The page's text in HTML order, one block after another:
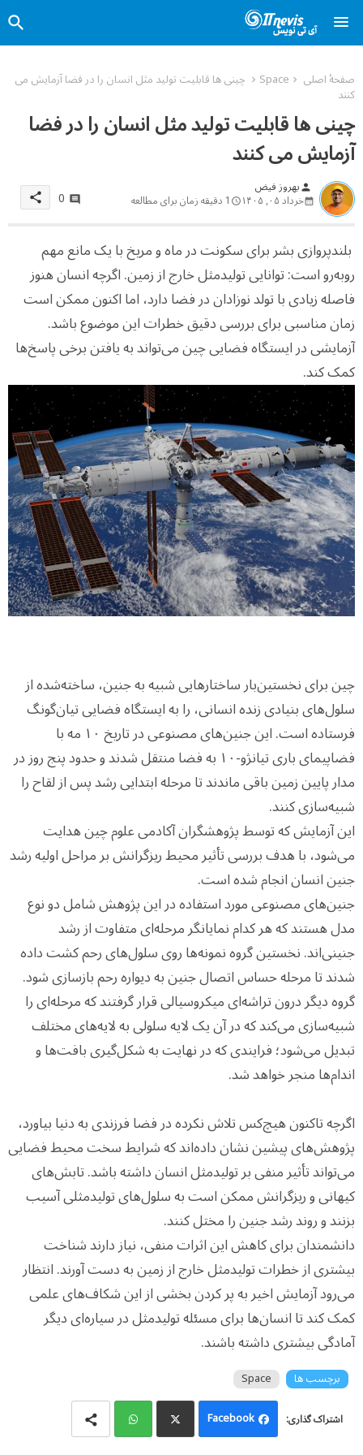
صفحهٔ اصلی Space چینی ها قابلیت تولید مثل انسان را در فضا آزمایش می
کنند
چینی ها قابلیت تولید مثل انسان را در فضا
آزمایش می کنند
person بهروز فیض
خرداد ۰۵, ۱۴۰۵ 1 دقیقه زمان برای مطالعه 0
share
بلندپروازی بشر برای سکونت در ماه و مریخ با یک مانع مهم
روبه‌رو است: توانایی تولیدمثل خارج از زمین. اگرچه انسان هنوز
فاصله زیادی با تولد نوزادان در فضا دارد، اما اکنون ممکن است
زمان مناسبی برای بررسی دقیق خطرات این موضوع باشد.
آزمایشی در ایستگاه فضایی چین می‌تواند به یافتن برخی پاسخ‌ها
کمک کند.
چین برای نخستین‌بار ساختارهایی شبیه به جنین، ساخته‌شده از
سلول‌های بنیادی زنده انسانی، را به ایستگاه فضایی تیان‌گونگ
فرستاده است. این جنین‌های مصنوعی در تاریخ ۱۰ مه با
فضاپیمای باری تیانژو-۱۰ به فضا منتقل شدند و حدود پنج روز در
مدار پایین زمین باقی ماندند تا مرحله ابتدایی رشد پس از لقاح را
شبیه‌سازی کنند.
این آزمایش که توسط پژوهشگران آکادمی علوم چین هدایت
می‌شود، با هدف بررسی تأثیر محیط ریزگرانش بر مراحل اولیه رشد
جنین انسان انجام شده است.
جنین‌های مصنوعی مورد استفاده در این پژوهش شامل دو نوع
مدل هستند که هر کدام نمایانگر مرحله‌ای متفاوت از رشد
جنینی‌اند. نخستین گروه نمونه‌ها روی سلول‌های رحم کشت داده
شدند تا مرحله حساس اتصال جنین به دیواره رحم بازسازی شود.
گروه دیگر درون تراشه‌ای میکروسیالی قرار گرفتند که مرحله‌ای را
شبیه‌سازی می‌کند که در آن یک لایه سلولی به لایه‌های مختلف
تبدیل می‌شود؛ فرایندی که در نهایت به شکل‌گیری بافت‌ها و
اندام‌ها منجر خواهد شد.
اگرچه تاکنون هیچ‌کس تلاش نکرده در فضا فرزندی به دنیا بیاورد،
پژوهش‌های پیشین نشان داده‌اند که شرایط سخت محیط فضایی
می‌تواند تأثیر منفی بر تولیدمثل انسان داشته باشد. تابش‌های
کیهانی و ریزگرانش ممکن است به سلول‌های تولیدمثلی آسیب
بزنند و روند رشد جنین را مختل کنند.
دانشمندان برای کاهش این اثرات منفی، نیاز دارند شناخت
بیشتری از خطرات تولیدمثل خارج از زمین به دست آورند. انتظار
می‌رود آزمایش اخیر به پر کردن بخشی از این شکاف‌های علمی
کمک کند تا انسان‌ها برای مسئله تولیدمثل در سیاره‌ای دیگر
آمادگی بیشتری داشته باشند.
برچسب ها
Space
Facebook